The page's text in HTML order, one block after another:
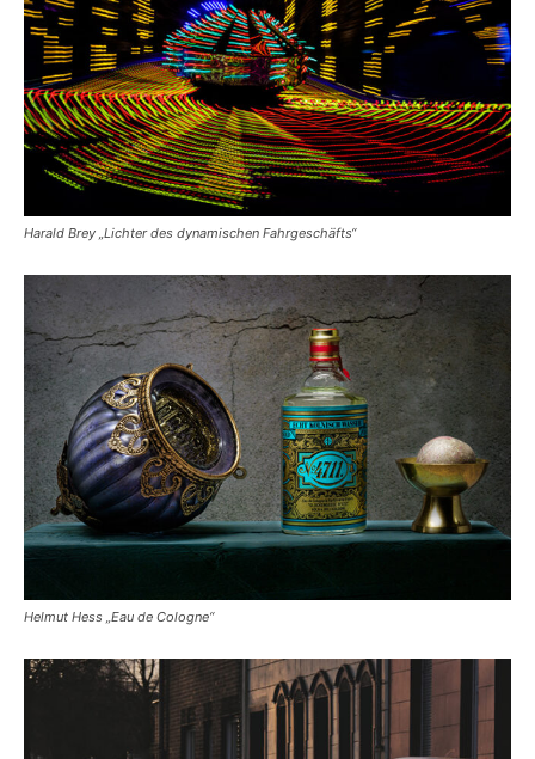
Harald Brey „Lichter des dynamischen Fahrgeschäfts“
Helmut Hess „Eau de Cologne“